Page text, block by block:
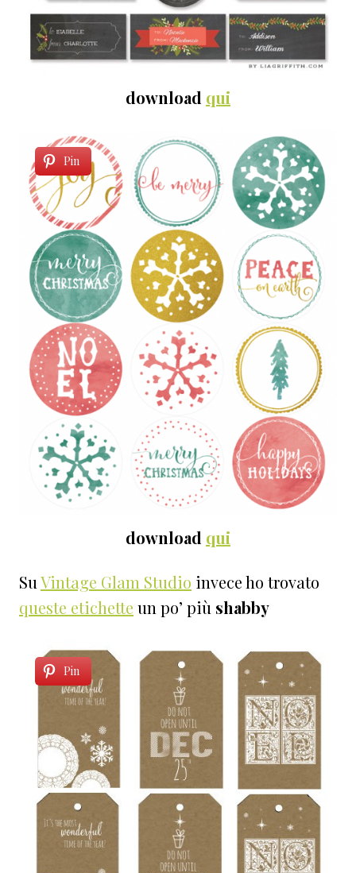
download qui
Pin
download qui
Su Vintage Glam Studio invece ho trovato
queste etichette un po’ più shabby
Pin